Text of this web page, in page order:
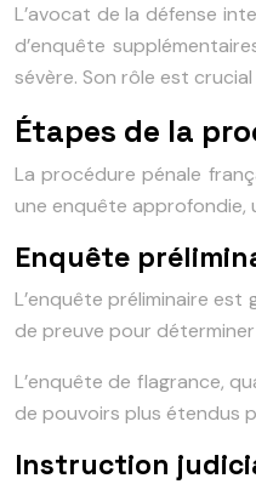
L’avocat de la défense
d’enquête
sévère. Son rôle est
Étapes de la
La procédure pénale
une enquête approfondie,
Enquête
L’enquête préliminaire
de preuve pour
L’enquête de flagrance,
de pouvoirs plus étendus
Instruction